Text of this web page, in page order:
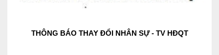
THÔNG BÁO THAY ĐỔI NHÂN SỰ - TV HĐQT